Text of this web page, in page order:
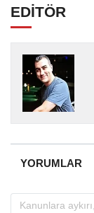
EDİTÖR
YORUMLAR